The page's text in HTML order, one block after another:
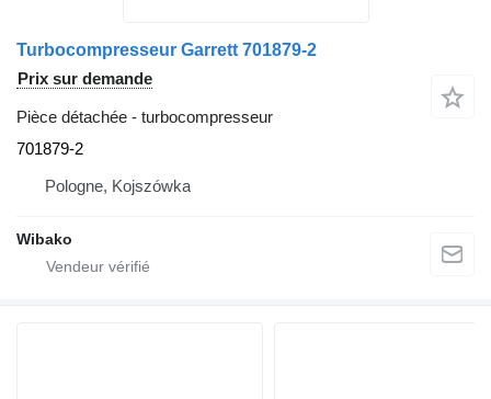
Turbocompresseur Garrett 701879-2
Prix sur demande
Pièce détachée - turbocompresseur
701879-2
Pologne, Kojszówka
Wibako